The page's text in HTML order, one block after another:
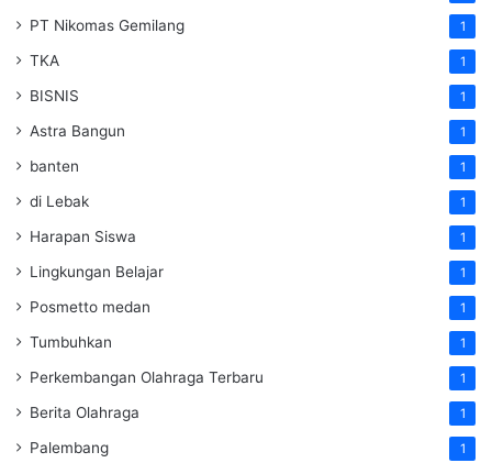
PT Nikomas Gemilang 1
TKA 1
BISNIS 1
Astra Bangun 1
banten 1
di Lebak 1
Harapan Siswa 1
Lingkungan Belajar 1
Posmetto medan 1
Tumbuhkan 1
Perkembangan Olahraga Terbaru 1
Berita Olahraga 1
Palembang 1